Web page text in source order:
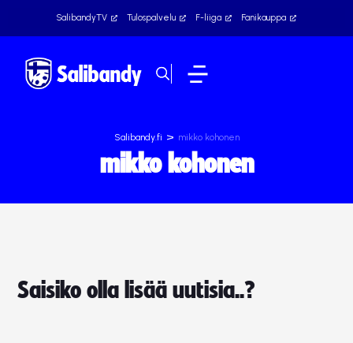
SalibandyTV Tulospalvelu F-liiga Fanikauppa
Salibandy.fi > mikko kohonen
mikko kohonen
Saisiko olla lisää uutisia..?